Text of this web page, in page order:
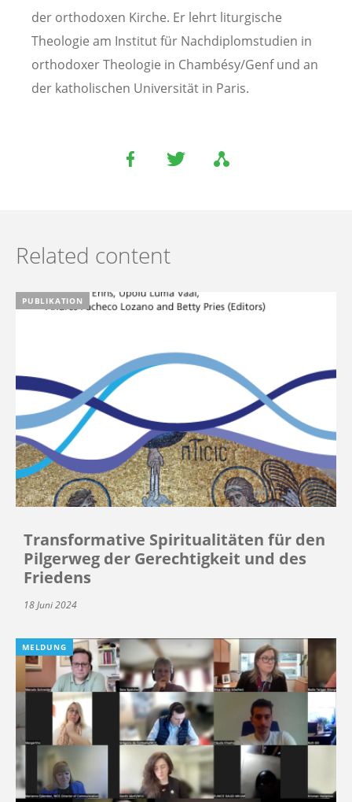
der orthodoxen Kirche. Er lehrt liturgische
Theologie am Institut für Nachdiplomstudien in
orthodoxer Theologie in Chambésy/Genf und an
der katholischen Universität in Paris.
Related content
PUBLIKATION
Transformative Spiritualitäten für den
Pilgerweg der Gerechtigkeit und des
Friedens
18 Juni 2024
MELDUNG